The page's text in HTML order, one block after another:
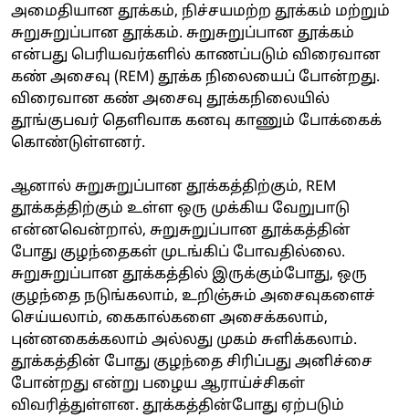
அமைதியான தூக்கம், நிச்சயமற்ற தூக்கம் மற்றும்
சுறுசுறுப்பான தூக்கம். சுறுசுறுப்பான தூக்கம்
என்பது பெரியவர்களில் காணப்படும் விரைவான
கண் அசைவு (REM) தூக்க நிலையைப் போன்றது.
விரைவான கண் அசைவு தூக்கநிலையில்
தூங்குபவர் தெளிவாக கனவு காணும் போக்கைக்
கொண்டுள்ளனர்.
ஆனால் சுறுசுறுப்பான தூக்கத்திற்கும், REM
தூக்கத்திற்கும் உள்ள ஒரு முக்கிய வேறுபாடு
என்னவென்றால், சுறுசுறுப்பான தூக்கத்தின்
போது குழந்தைகள் முடங்கிப் போவதில்லை.
சுறுசுறுப்பான தூக்கத்தில் இருக்கும்போது, ஒரு
குழந்தை நடுங்கலாம், உறிஞ்சும் அசைவுகளைச்
செய்யலாம், கைகால்களை அசைக்கலாம்,
புன்னகைக்கலாம் அல்லது முகம் சுளிக்கலாம்.
தூக்கத்தின் போது குழந்தை சிரிப்பது அனிச்சை
போன்றது என்று பழைய ஆராய்ச்சிகள்
விவரித்துள்ளன. தூக்கத்தின்போது ஏற்படும்